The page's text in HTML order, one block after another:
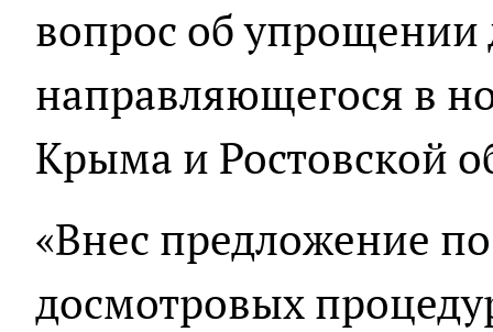
вопрос об упрощении
направляющегося в
Крыма и Ростовской
«Внес предложение
досмотровых